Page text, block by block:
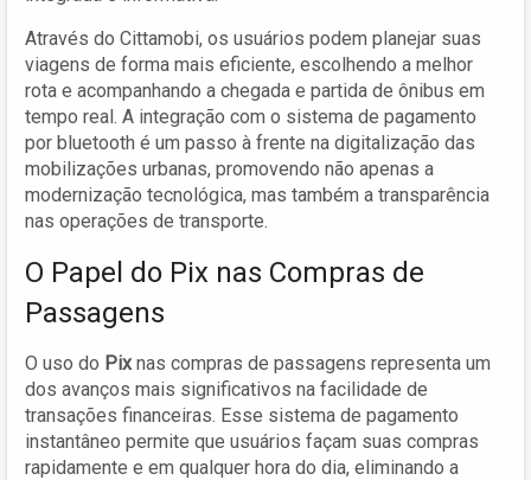
Através do Cittamobi, os usuários podem planejar suas
viagens de forma mais eficiente, escolhendo a melhor
rota e acompanhando a chegada e partida de ônibus em
tempo real. A integração com o sistema de pagamento
por bluetooth é um passo à frente na digitalização das
mobilizações urbanas, promovendo não apenas a
modernização tecnológica, mas também a transparência
nas operações de transporte.
O Papel do Pix nas Compras de
Passagens
O uso do Pixnas compras de passagens representa um
dos avanços mais significativos na facilidade de
transações financeiras. Esse sistema de pagamento
instantâneo permite que usuários façam suas compras
rapidamente e em qualquer hora do dia, eliminando a